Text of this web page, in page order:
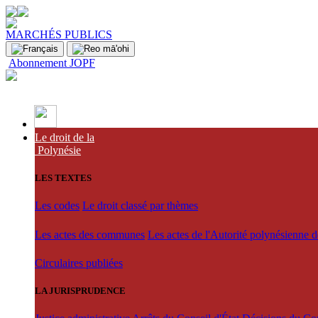
MARCHÉS PUBLICS
Abonnement JOPF
Le droit de la
Polynésie
LES TEXTES
Les codes Le droit classé par thèmes
Les actes des communes Les actes de l'Autorité polynésienne
Circulaires publiées
LA JURISPRUDENCE